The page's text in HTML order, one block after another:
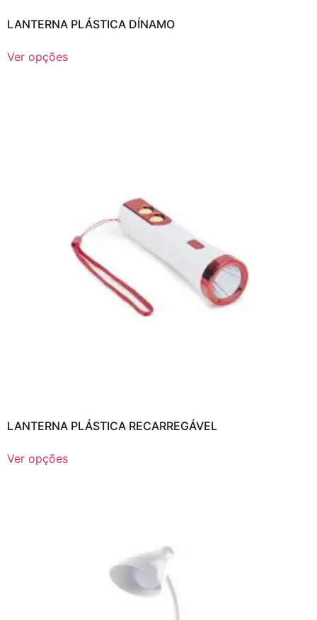
LANTERNA PLÁSTICA DÍNAMO
Ver opções
LANTERNA PLÁSTICA RECARREGÁVEL
Ver opções